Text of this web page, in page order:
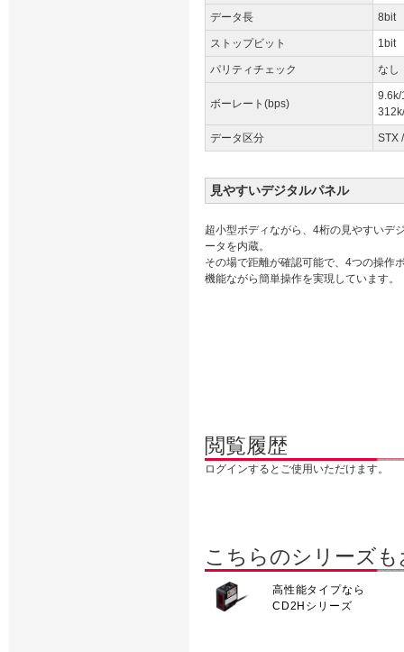
データ長 8bit
ストップビット 1bit
パリティチェック なし
ボーレート(bps)
9.6k/
データ区分 STX
見やすいデジタルパネル
超小型ボディながら、4桁の見やすいデ
ータを内蔵。
その場で距離が確認可能で、4つの操作
機能ながら簡単操作を実現しています。
閲覧履歴
ログインするとご使用いただけます。
こちらのシリーズ
高性能タイプなら
CD2Hシリーズ